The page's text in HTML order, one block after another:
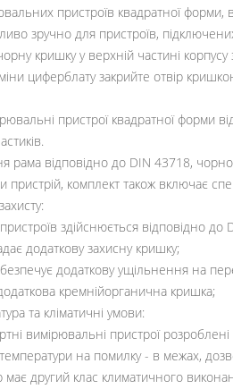
пристроїв квадратної форми,
зручно для пристроїв,
кришку у верхній частині
циферблату закрийте отвір
пристрої квадратної форми
рама відповідно до DIN 43718,
пристрій, комплект також включає
здійснюється відповідно
додаткову захисну кришку;
додаткову ущільнення на
кремнійорганична кришка;
та кліматичні умови:
вимірювальні пристрої
на помилку - в межах,
другий клас климатичного